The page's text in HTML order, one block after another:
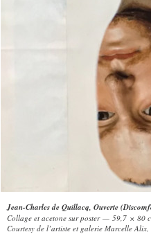
Jean-Charles de Quillacq, Ouverte
Collage et acetone sur poster — 59,7 × 80
Courtesy de l’artiste et galerie Marcelle Alix,